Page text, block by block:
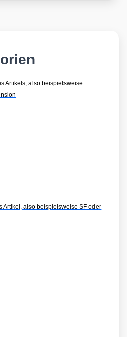
Artikels, also beispielsweise
Artikel, also beispielsweise SF oder